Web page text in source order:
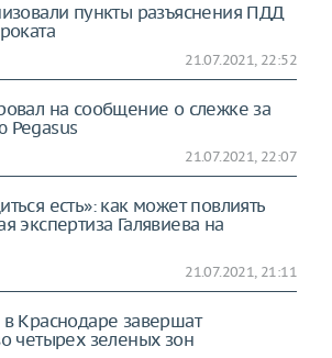
пункты разъяснения ПДД
21.07.2021, 22:52
на сообщение о слежке за
21.07.2021, 22:07
есть»: как может повлиять
экспертиза Галявиева на
21.07.2021, 21:11
Краснодаре завершат
четырех зеленых зон